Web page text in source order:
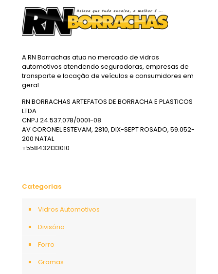
A RN Borrachas atua no mercado de vidros
automotivos atendendo seguradoras, empresas de
transporte e locação de veículos e consumidores em
geral.
RN BORRACHAS ARTEFATOS DE BORRACHA E PLASTICOS
LTDA
CNPJ 24.537.078/0001-08
AV CORONEL ESTEVAM, 2810, DIX-SEPT ROSADO, 59.052-
200 NATAL
+558432133010
Categorias
Vidros Automotivos
Divisória
Forro
Gramas